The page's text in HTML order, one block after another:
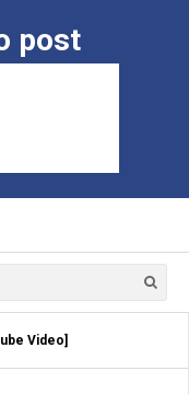
post
Video]